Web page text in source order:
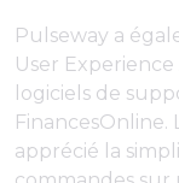
Pulseway a
User
logiciels de
apprécié la